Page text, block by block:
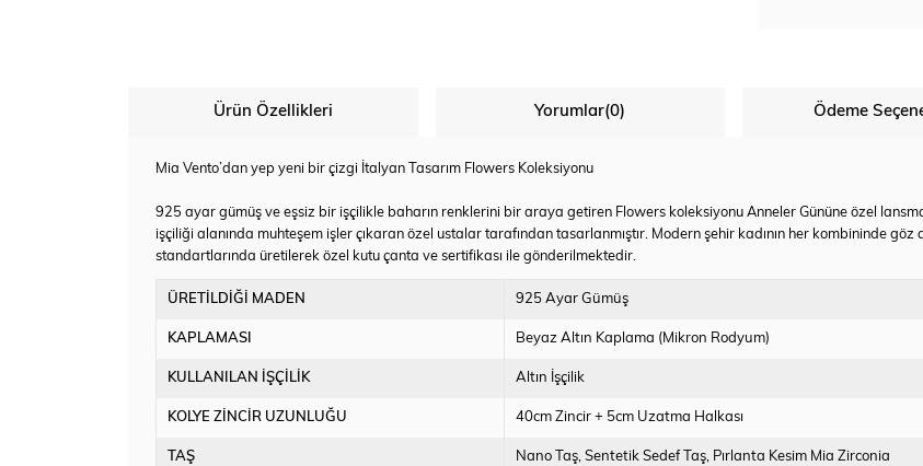
Ürün Özellikleri Yorumlar(0) Ödeme
Mia Vento’dan yep yeni bir çizgi İtalyan Tasarım Flowers Koleksiyonu
925 ayar gümüş ve eşsiz bir işçilikle baharın renklerini bir araya getiren Flowers koleksiyonu Anneler Gününe özel
işçiliği alanında muhteşem işler çıkaran özel ustalar tarafından tasarlanmıştır. Modern şehir kadının her kombininde
standartlarında üretilerek özel kutu çanta ve sertifikası ile gönderilmektedir.
ÜRETİLDİĞİ MADEN 925 Ayar Gümüş
KAPLAMASI Beyaz Altın Kaplama (Mikron Rodyum)
KULLANILAN İŞÇİLİK Altın İşçilik
KOLYE ZİNCİR UZUNLUĞU 40cm Zincir + 5cm Uzatma Halkası
TAŞ Nano Taş Sentetik Sedef Taş Pırlanta Kesim Mia Zirconia